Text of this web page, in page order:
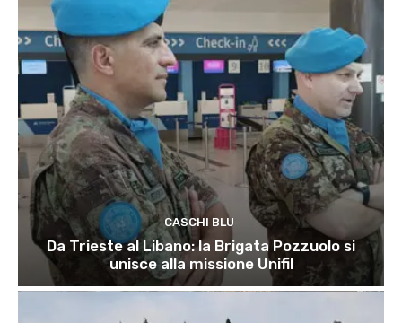
CASCHI BLU
Da Trieste al Libano: la Brigata Pozzuolo si
unisce alla missione Unifil